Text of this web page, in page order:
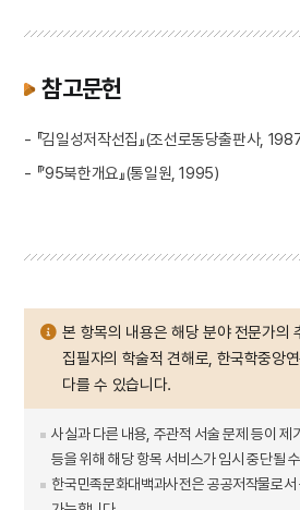
참고문헌
- 『김일성저작선집』(조선로동당출판사,
- 『’95북한개요』(통일원, 1995)
본 항목의 내용은 해당 분야 전문가의
집필자의 학술적 견해로, 한국학중앙
다를 수 있습니다.
사실과 다른 내용, 주관적 서술 문제 등이 제
등을 위해 해당 항목 서비스가 임시 중단될
한국민족문화대백과사전은 공공저작물로